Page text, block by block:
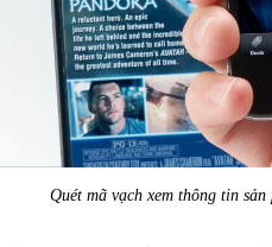
Quét mã vạch xem thông tin